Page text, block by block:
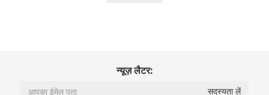
न्यूज़ लैटर: